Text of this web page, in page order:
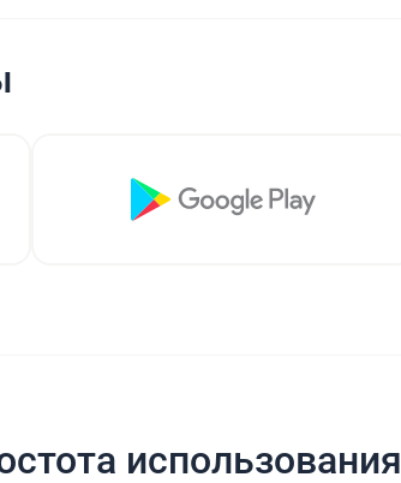
использования